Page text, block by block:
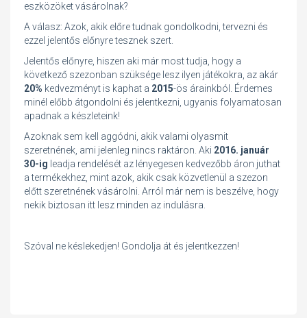
eszközöket vásárolnak?
A válasz: Azok, akik előre tudnak gondolkodni, tervezni és
ezzel jelentős előnyre tesznek szert.
Jelentős előnyre, hiszen aki már most tudja, hogy a
következő szezonban szüksége lesz ilyen játékokra, az akár
20% kedvezményt is kaphat a 2015-ös árainkból. Érdemes
minél előbb átgondolni és jelentkezni, ugyanis folyamatosan
apadnak a készleteink!
Azoknak sem kell aggódni, akik valami olyasmit
szeretnének, ami jelenleg nincs raktáron. Aki 2016. január
30-ig leadja rendelését az lényegesen kedvezőbb áron juthat
a termékekhez, mint azok, akik csak közvetlenül a szezon
előtt szeretnének vásárolni. Arról már nem is beszélve, hogy
nekik biztosan itt lesz minden az indulásra.
Szóval ne késlekedjen! Gondolja át és jelentkezzen!